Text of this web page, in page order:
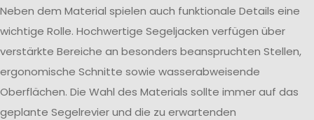
Neben dem Material spielen auch funktionale Details eine
wichtige Rolle. Hochwertige Segeljacken verfügen über
verstärkte Bereiche an besonders beanspruchten Stellen,
ergonomische Schnitte sowie wasserabweisende
Oberflächen. Die Wahl des Materials sollte immer auf das
geplante Segelrevier und die zu erwartenden